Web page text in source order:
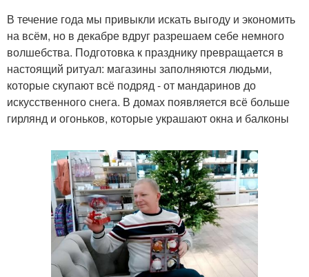
В течение года мы привыкли искать выгоду и экономить
на всём, но в декабре вдруг разрешаем себе немного
волшебства. Подготовка к празднику превращается в
настоящий ритуал: магазины заполняются людьми,
которые скупают всё подряд - от мандаринов до
искусственного снега. В домах появляется всё больше
гирлянд и огоньков, которые украшают окна и балконы